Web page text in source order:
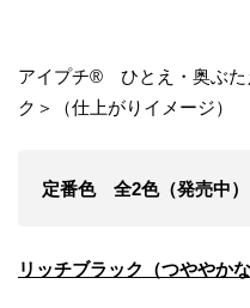
アイプチ® ひとえ・奥ぶた
ク＞（仕上がりイメージ）
定番色 全2色（発売中）
リッチブラック（つややかな